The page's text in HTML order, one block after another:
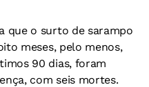
que o surto de sarampo
meses, pelo menos,
90 dias, foram
com seis mortes.